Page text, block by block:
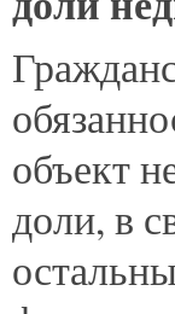
объект
доли, в